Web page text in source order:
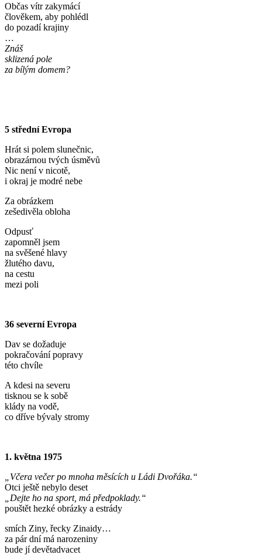
Občas vítr zakymácí
člověkem, aby pohlédl
do pozadí krajiny
…
Znáš
sklizená pole
za bílým domem?
5 střední Evropa
Hrát si polem slunečnic,
obrazárnou tvých úsměvů
Nic není v nicotě,
i okraj je modré nebe
Za obrázkem
zešedivěla obloha
Odpusť
zapomněl jsem
na svěšené hlavy
žlutého davu,
na cestu
mezi poli
36 severní Evropa
Dav se dožaduje
pokračování popravy
této chvíle
A kdesi na severu
tisknou se k sobě
klády na vodě,
co dříve bývaly stromy
1. května 1975
„Včera večer po mnoha měsících u Ládi Dvořáka.“
Otci ještě nebylo deset
„Dejte ho na sport, má předpoklady.“
pouštět hezké obrázky a estrády
smích Ziny, řecky Zinaidy…
za pár dní má narozeniny
bude jí devětadvacet